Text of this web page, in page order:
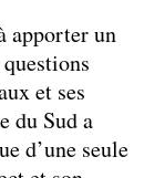
apporter un
et ses
du Sud a
d’une seule